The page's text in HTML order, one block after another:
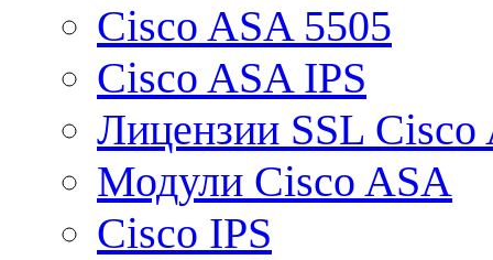
Cisco ASA 5505
Cisco ASA IPS
Лицензии SSL Cisco
Модули Cisco ASA
Cisco IPS